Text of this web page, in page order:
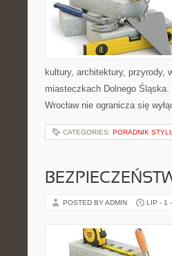
kultury, architektury, przyrody,
miasteczkach Dolnego Śląska.
Wrocław nie ogranicza się
CATEGORIES: PORADNIK
POSTED BY ADMIN LIP - 1